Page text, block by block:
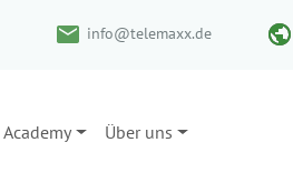
info@telemaxx.de
Academy Über uns